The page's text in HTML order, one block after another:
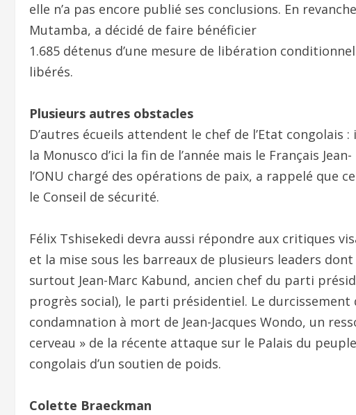
elle n’a pas encore publié ses conclusions. En
Mutamba, a décidé de faire bénéficier
1.685 détenus d’une mesure de libération
libérés.
Plusieurs autres obstacles
D’autres écueils attendent le chef de l’Etat
la Monusco d’ici la fin de l’année mais le Français
l’ONU chargé des opérations de paix, a rappelé que
le Conseil de sécurité.
Félix Tshisekedi devra aussi répondre aux critiques
et la mise sous les barreaux de plusieurs leaders
surtout Jean-Marc Kabund, ancien chef du parti
progrès social), le parti présidentiel. Le durcissement
condamnation à mort de Jean-Jacques Wondo, un
cerveau » de la récente attaque sur le Palais du
congolais d’un soutien de poids.
Colette Braeckman